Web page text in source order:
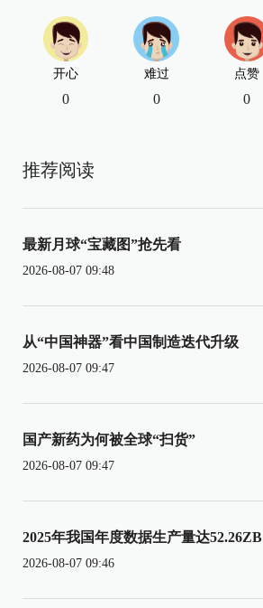
开心
0
难过
0
点赞
0
推荐阅读
最新月球“宝藏图”抢先看
2026-08-07 09:48
从“中国神器”看中国制造迭代升级
2026-08-07 09:47
国产新药为何被全球“扫货”
2026-08-07 09:47
2025年我国年度数据生产量达52.26ZB
2026-08-07 09:46